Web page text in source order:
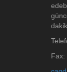
Fax: